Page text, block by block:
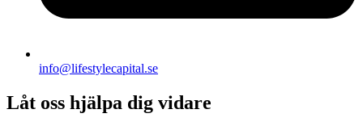
info@lifestylecapital.se
Låt oss hjälpa dig vidare